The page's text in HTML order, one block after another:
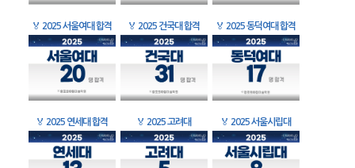
🏅 2025 서울여대 합격 🏅 2025 건국대 합격 🏅 2025 동덕여대 합격
🏅 2025 연세대 합격 🏅 2025 고려대 🏅 2025 서울시립대